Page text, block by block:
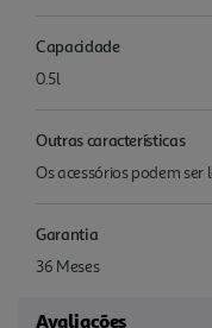
Capacidade
0.5l
Outras características
Os acessórios podem
Garantia
36 Meses
Avaliações